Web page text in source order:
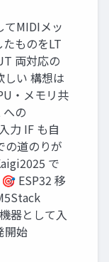
MIDIメッ
ものをLT
両対応の
しい 構想は
・メモリ共
への
力 IF も自
の道のりが
で
ESP32 移
器として入
開始